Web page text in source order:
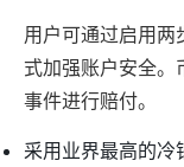
用户可通过启用两
式加强账户安全。
事件进行赔付。
采用业界最高的冷